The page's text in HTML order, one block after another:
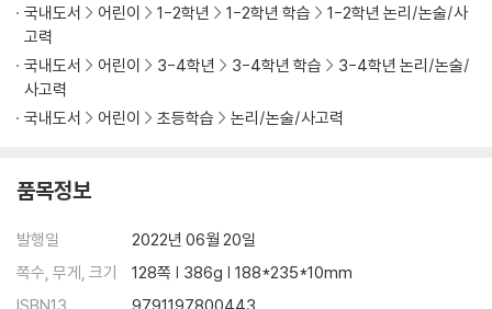
국내도서 어린이 1-2학년 1-2학년 학습
1-2학년 논리/논술/사
고력
국내도서
어린이 3-4학년 3-4학년 학습
3-4학년 논리/논술/
사고력
국내도서
어린이 초등학습 논리/논술/사고력
품목정보
발행일
2022년 06월 20일
쪽수, 무게, 크기
128쪽 | 386g | 188*235*10mm